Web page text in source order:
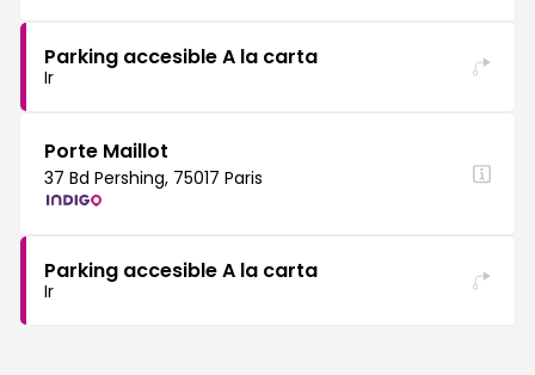
Parking accesible A la carta
Ir
Porte Maillot
37 Bd Pershing, 75017 Paris
Parking accesible A la carta
Ir